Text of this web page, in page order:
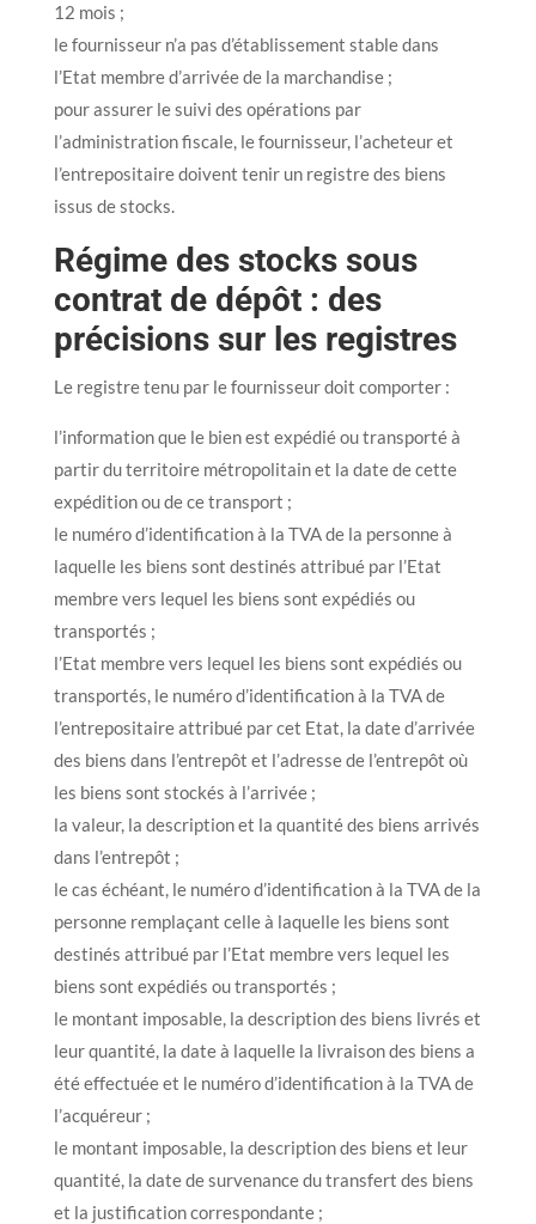
12 mois ;
le fournisseur n’a pas d’établissement stable dans
l’Etat membre d’arrivée de la marchandise ;
pour assurer le suivi des opérations par
l’administration fiscale, le fournisseur, l’acheteur et
l’entrepositaire doivent tenir un registre des biens
issus de stocks.
Régime des stocks sous
contrat de dépôt : des
précisions sur les registres
Le registre tenu par le fournisseur doit comporter :
l’information que le bien est expédié ou transporté à
partir du territoire métropolitain et la date de cette
expédition ou de ce transport ;
le numéro d’identification à la TVA de la personne à
laquelle les biens sont destinés attribué par l’Etat
membre vers lequel les biens sont expédiés ou
transportés ;
l’Etat membre vers lequel les biens sont expédiés ou
transportés, le numéro d’identification à la TVA de
l’entrepositaire attribué par cet Etat, la date d’arrivée
des biens dans l’entrepôt et l’adresse de l’entrepôt où
les biens sont stockés à l’arrivée ;
la valeur, la description et la quantité des biens arrivés
dans l’entrepôt ;
le cas échéant, le numéro d’identification à la TVA de la
personne remplaçant celle à laquelle les biens sont
destinés attribué par l’Etat membre vers lequel les
biens sont expédiés ou transportés ;
le montant imposable, la description des biens livrés et
leur quantité, la date à laquelle la livraison des biens a
été effectuée et le numéro d’identification à la TVA de
l’acquéreur ;
le montant imposable, la description des biens et leur
quantité, la date de survenance du transfert des biens
et la justification correspondante ;